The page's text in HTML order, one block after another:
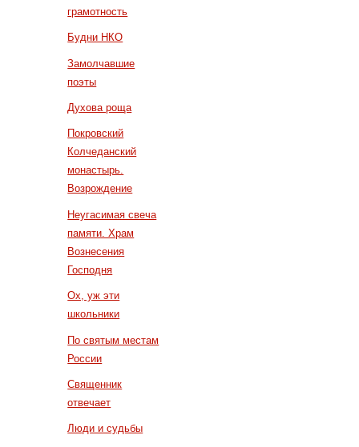
грамотность
Будни НКО
Замолчавшие
поэты
Духова роща
Покровский
Колчеданский
монастырь.
Возрождение
Неугасимая свеча
памяти. Храм
Вознесения
Господня
Ох, уж эти
школьники
По святым местам
России
Священник
отвечает
Люди и судьбы